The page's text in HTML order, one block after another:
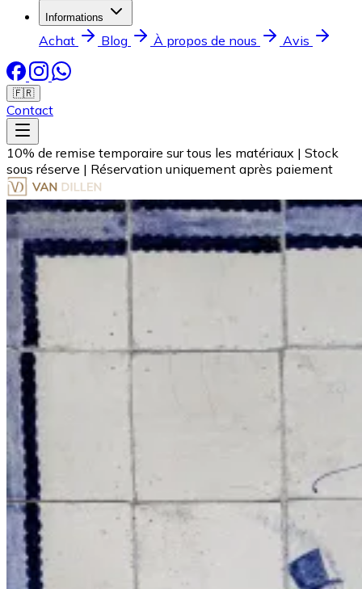
Informations
Achat Blog À propos de nous Avis
🇫🇷
Contact
10% de remise temporaire sur tous les matériaux | Stock
sous réserve | Réservation uniquement après paiement